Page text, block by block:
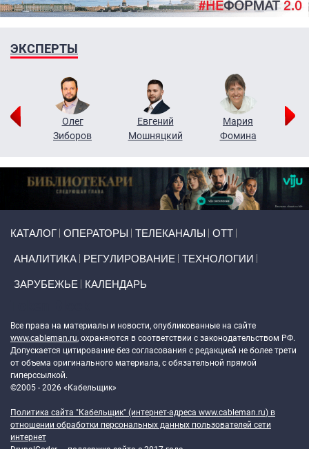
ЭКСПЕРТЫ
Олег
Зиборов
Евгений
Мошняцкий
Мария
Фомина
КАТАЛОГ ОПЕРАТОРЫ ТЕЛЕКАНАЛЫ ОТТ
АНАЛИТИКА РЕГУЛИРОВАНИЕ ТЕХНОЛОГИИ
ЗАРУБЕЖЬЕ КАЛЕНДАРЬ
Все права на материалы и новости, опубликованные на сайте
www.cableman.ru, охраняются в соответствии с законодательством РФ.
Допускается цитирование без согласования с редакцией не более трети
от объема оригинального материала, с обязательной прямой
гиперссылкой.
©2005 - 2026 «Кабельщик»
Политика сайта "Кабельщик" (интернет-адреса www.cableman.ru) в
отношении обработки персональных данных пользователей сети
интернет